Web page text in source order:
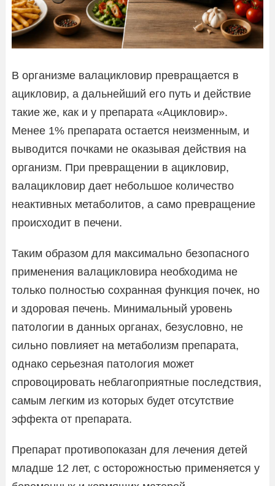
В организме валацикловир превращается в
ацикловир, а дальнейший его путь и действие
такие же, как и у препарата «Ацикловир».
Менее 1% препарата остается неизменным, и
выводится почками не оказывая действия на
организм. При превращении в ацикловир,
валацикловир дает небольшое количество
неактивных метаболитов, а само превращение
происходит в печени.
Таким образом для максимально безопасного
применения валацикловира необходима не
только полностью сохранная функция почек, но
и здоровая печень. Минимальный уровень
патологии в данных органах, безусловно, не
сильно повлияет на метаболизм препарата,
однако серьезная патология может
спровоцировать неблагоприятные последствия,
самым легким из которых будет отсутствие
эффекта от препарата.
Препарат противопоказан для лечения детей
младше 12 лет, с осторожностью применяется у